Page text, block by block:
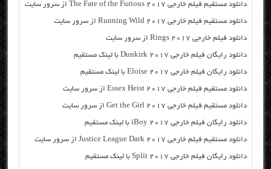
دانلود مستقیم فیلم خارجی The Fate of the Furious 2017 از سرور سایت
دانلود مستقیم فیلم خارجی Running Wild 2017 از سرور سایت
دانلود فیلم خارجی Rings 2017 از سرور سایت
دانلود رایگان فیلم خارجی Dunkirk 2017 با لینک مستقیم
دانلود رایگان فیلم خارجی Eloise 2017 با لینک مستقیم
دانلود مستقیم فیلم خارجی Essex Heist 2017 از سرور سایت
دانلود مستقیم فیلم خارجی Get the Girl 2017 از سرور سایت
دانلود رایگان فیلم خارجی iBoy 2017 با لینک مستقیم
دانلود مستقیم فیلم خارجی Justice League Dark 2017 از سرور سایت
دانلود رایگان فیلم خارجی Split 2017 با لینک مستقیم